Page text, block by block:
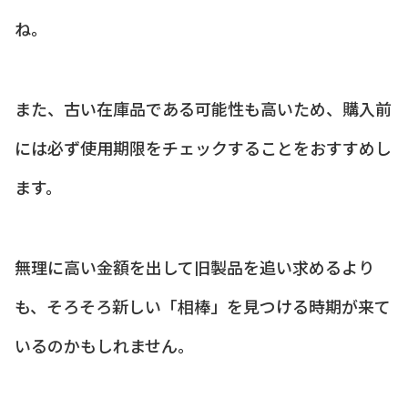
ね。
また、古い在庫品である可能性も高いため、購入前
には必ず使用期限をチェックすることをおすすめし
ます。
無理に高い金額を出して旧製品を追い求めるより
も、そろそろ新しい「相棒」を見つける時期が来て
いるのかもしれません。